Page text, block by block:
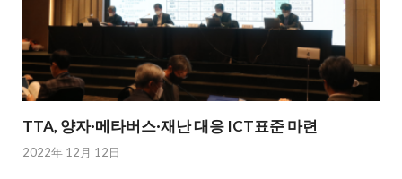
TTA, 양자·메타버스·재난 대응 ICT표준 마련
2022年 12月 12日